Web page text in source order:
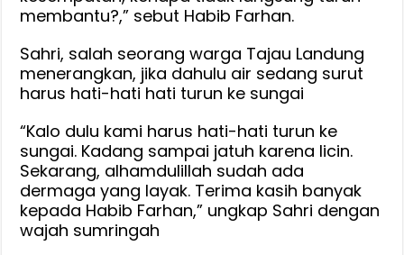
membantu?,” sebut Habib Farhan.
Sahri, salah seorang warga Tajau Landung
menerangkan, jika dahulu air sedang surut
harus hati-hati hati turun ke sungai
“Kalo dulu kami harus hati-hati turun ke
sungai. Kadang sampai jatuh karena licin.
Sekarang, alhamdulillah sudah ada
dermaga yang layak. Terima kasih banyak
kepada Habib Farhan,” ungkap Sahri dengan
wajah sumringah